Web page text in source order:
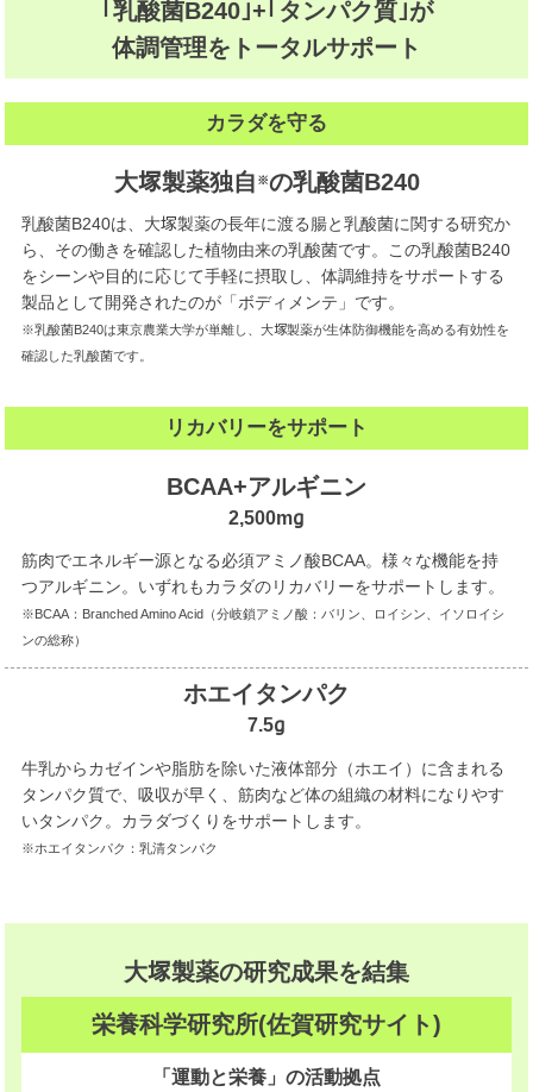
｢乳酸菌B240｣+｢タンパク質｣が
体調管理をトータルサポート
カラダを守る
大塚製薬独自 ※の乳酸菌B240
乳酸菌B240は、大塚製薬の長年に渡る腸と乳酸菌に関する研究か
ら、その働きを確認した植物由来の乳酸菌です。この乳酸菌B240
をシーンや目的に応じて手軽に摂取し、体調維持をサポートする
製品として開発されたのが「ボディメンテ」です。
※乳酸菌B240は東京農業大学が単離し、大塚製薬が生体防御機能を高める有効性を
確認した乳酸菌です。
リカバリーをサポート
BCAA+アルギニン
2,500mg
筋肉でエネルギー源となる必須アミノ酸BCAA。様々な機能を持
つアルギニン。いずれもカラダのリカバリーをサポートします。
※BCAA：Branched Amino Acid（分岐鎖アミノ酸：バリン、ロイシン、イソロイシ
ンの総称）
ホエイタンパク
7.5g
牛乳からカゼインや脂肪を除いた液体部分（ホエイ）に含まれる
タンパク質で、吸収が早く、筋肉など体の組織の材料になりやす
いタンパク。カラダづくりをサポートします。
※ホエイタンパク：乳清タンパク
大塚製薬の研究成果を結集
栄養科学研究所(佐賀研究サイト)
「運動と栄養」の活動拠点